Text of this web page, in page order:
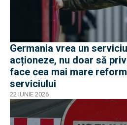
Germania vrea un
acționeze, nu doar să
face cea mai mare
serviciului
22 IUNIE 2026